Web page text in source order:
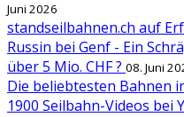
Juni 2026
standseilbahnen.ch auf
Russin bei Genf - Ein
über 5 Mio. CHF ? 08. Juni
Die beliebtesten Bahnen
1900 Seilbahn-Videos bei